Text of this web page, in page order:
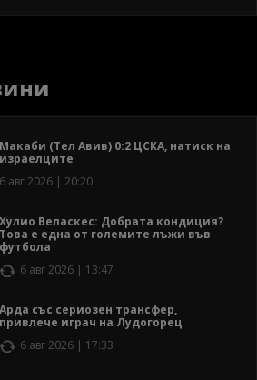
Макаби (Тел Авив) 0:2 ЦСКА, натиск на
израелците
6 авг 2026 | 20:20
Хулио Веласкес: Добрата кондиция?
Това е една от големите лъжи във
футбола
6 авг 2026 | 13:47
Арда със сериозен трансфер,
привлече играч на Лудогорец
6 авг 2026 | 17:33